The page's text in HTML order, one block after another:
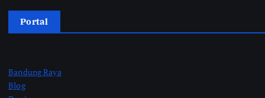
Portal
Bandung Raya
Blog